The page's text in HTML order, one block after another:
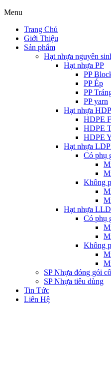
Menu
Trang Chủ
Giới Thiệu
Sản phẩm
Hạt nhựa nguyên
Hạt nhựa PP
PP
PP Ép
PP
PP yarn
Hạt nhựa
HDPE
HDPE
HDPE
Hạt nhựa
Có phụ
Không
Hạt nhựa
Có phụ
Không
SP Nhựa đóng gói
SP Nhựa tiêu dùng
Tin Tức
Liên Hệ